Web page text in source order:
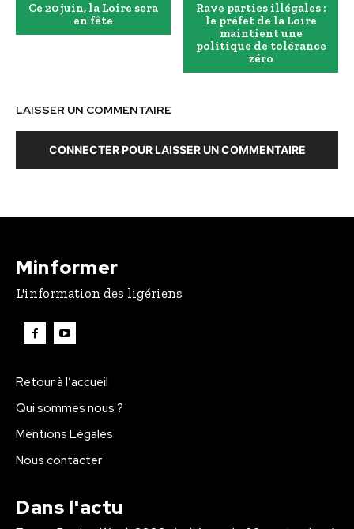
Ce 20 juin, la Loire sera
en fête
Rave parties illégales :
le préfet de la Loire
maintient une
politique de tolérance
zéro
LAISSER UN COMMENTAIRE
CONNECTER POUR LAISSER UN COMMENTAIRE
Minformer
L'information des ligériens
Retour à l’accueil
Qui sommes nous ?
Mentions Légales
Nous contacter
Dans l'actu